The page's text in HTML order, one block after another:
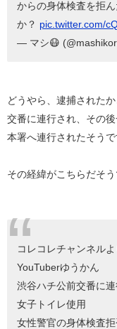
からの身体検査を拒
か？ pic.twitter.com/
— マシ😷
どうやら、逮捕された
交番に連行され、その後
本署へ連行されたそうで
その経緯がこちらだそう
コレコレチャンネルよ
YouTuberゆうかん
渋谷ハチ公前交番に
女子トイレ使用
女性警官の身体検査